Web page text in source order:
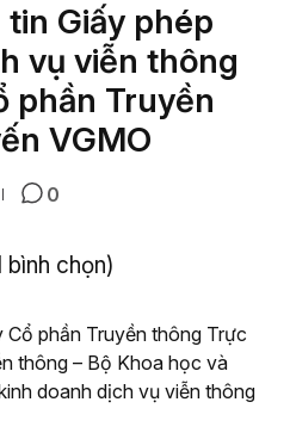
Giấy phép
vụ viễn thông
phần Truyền
VGMO
0
chọn)
phần Truyền thông Trực
thông – Bộ Khoa học và
doanh dịch vụ viễn thông